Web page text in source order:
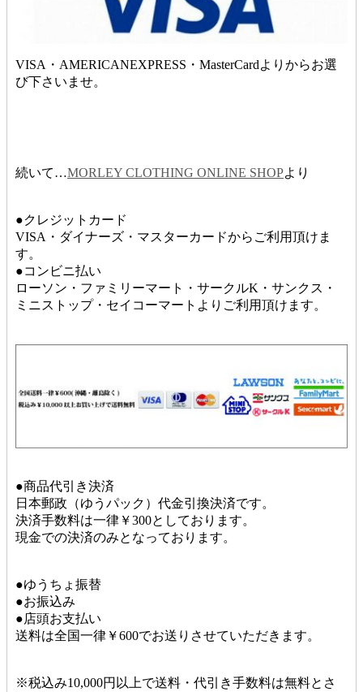
VISA・AMERICANEXPRESS・MasterCardよりからお選
び下さいませ。
続いて…MORLEY CLOTHING ONLINE SHOPより
●クレジットカード
VISA・ダイナーズ・マスターカードからご利用頂けま
す。
●コンビニ払い
ローソン・ファミリーマート・サークルK・サンクス・
ミニストップ・セイコーマートよりご利用頂けます。
●商品代引き決済
日本郵政（ゆうパック）代金引換決済です。
決済手数料は一律￥300としております。
現金での決済のみとなっております。
●ゆうちょ振替
●お振込み
●店頭お支払い
送料は全国一律￥600でお送りさせていただきます。
※税込み10,000円以上で送料・代引き手数料は無料とさ